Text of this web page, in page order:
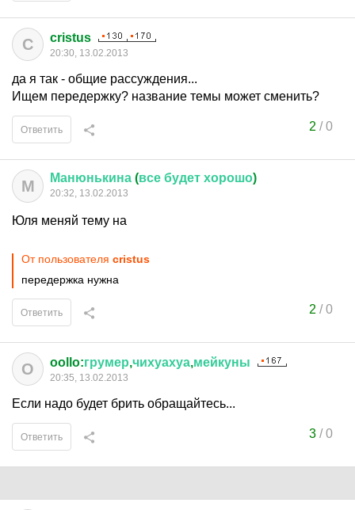
C cristus
20:30, 13.02.2013
да я так - общие рассуждения...
Ищем передержку? название темы может сменить?
2 /0
Ответить
М Манюнькина (все будет хорошо)
20:32, 13.02.2013
Юля меняй тему на
От пользователя cristus
передержка нужна
2 /0
Ответить
O oollo:грумер,чихуахуа,мейкуны
20:35, 13.02.2013
Если надо будет брить обращайтесь...
3/0
Ответить